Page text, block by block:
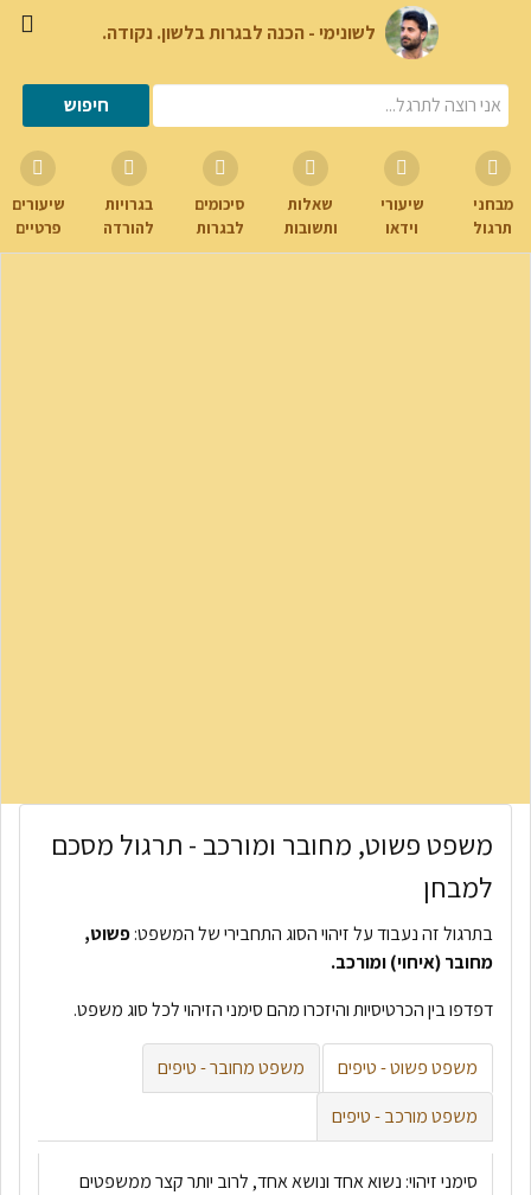
לשונימי - הכנה לבגרות בלשון. נקודה.
מבחני
תרגול
שיעורי
וידאו
שאלות
ותשובות
סיכומים
לבגרות
בגרויות
להורדה
שיעורים
פרטיים
משפט פשוט, מחובר ומורכב - תרגול מסכם
למבחן
בתרגול זה נעבוד על זיהוי הסוג התחבירי של המשפט:פשוט,
מחובר (איחוי) ומורכב.
דפדפו בין הכרטיסיות והיזכרו מהם סימני הזיהוי לכל סוג משפט.
משפט פשוט - טיפים
משפט מחובר - טיפים
משפט מורכב - טיפים
סימני זיהוי: נשוא אחד ונושא אחד, לרוב יותר קצר ממשפטים